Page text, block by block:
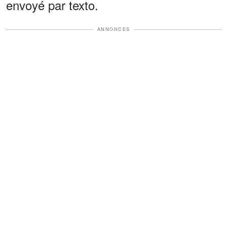
envoyé par texto.
ANNONCES